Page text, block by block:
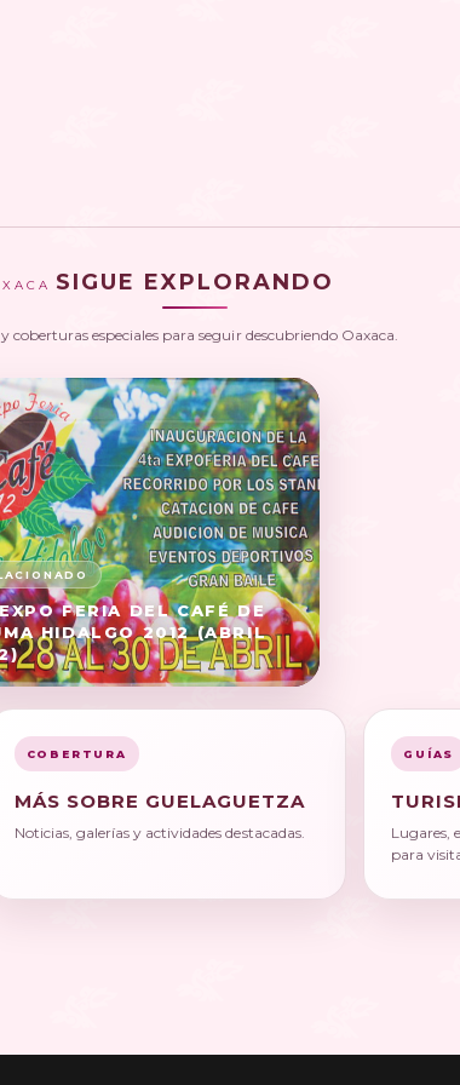
SIGUE EXPLORANDO
coberturas especiales para seguir descubriendo Oaxaca.
FERIA DEL CAFÉ DE
HIDALGO 2012 (ABRIL
COBERTURA
MÁS SOBRE GUELAGUETZA
Noticias, galerías y actividades destacadas.
GUÍAS
Lugares,
para